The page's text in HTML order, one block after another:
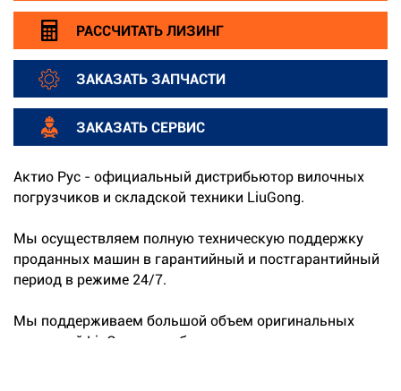
РАССЧИТАТЬ ЛИЗИНГ
ЗАКАЗАТЬ ЗАПЧАСТИ
ЗАКАЗАТЬ СЕРВИС
Актио Рус - официальный дистрибьютор вилочных
погрузчиков и складской техники LiuGong.
Мы осуществляем полную техническую поддержку
проданных машин в гарантийный и постгарантийный
период в режиме 24/7.
Мы поддерживаем большой объем оригинальных
запчастей LiuGong на собственных складах.